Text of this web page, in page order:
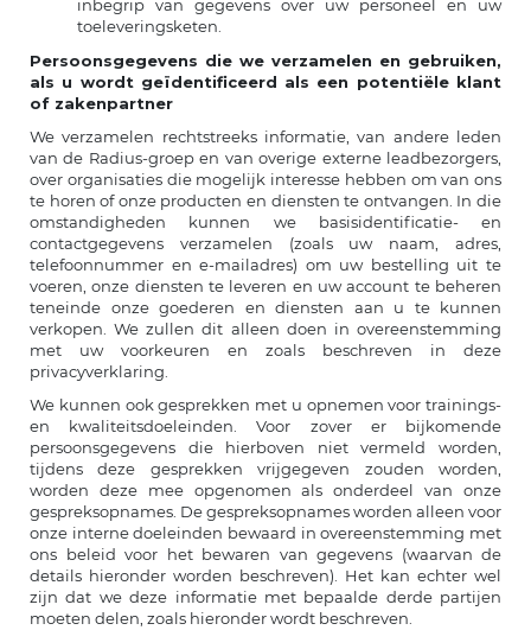
inbegrip van gegevens over uw personeel en uw
toeleveringsketen.
Persoonsgegevens die we verzamelen en gebruiken,
als u wordt geïdentificeerd als een potentiële klant
of zakenpartner
We verzamelen rechtstreeks informatie, van andere leden
van de Radius-groep en van overige externe leadbezorgers,
over organisaties die mogelijk interesse hebben om van ons
te horen of onze producten en diensten te ontvangen. In die
omstandigheden kunnen we basisidentificatie- en
contactgegevens verzamelen (zoals uw naam, adres,
telefoonnummer en e-mailadres) om uw bestelling uit te
voeren, onze diensten te leveren en uw account te beheren
teneinde onze goederen en diensten aan u te kunnen
verkopen. We zullen dit alleen doen in overeenstemming
met uw voorkeuren en zoals beschreven in deze
privacyverklaring.
We kunnen ook gesprekken met u opnemen voor trainings-
en kwaliteitsdoeleinden. Voor zover er bijkomende
persoonsgegevens die hierboven niet vermeld worden,
tijdens deze gesprekken vrijgegeven zouden worden,
worden deze mee opgenomen als onderdeel van onze
gespreksopnames. De gespreksopnames worden alleen voor
onze interne doeleinden bewaard in overeenstemming met
ons beleid voor het bewaren van gegevens (waarvan de
details hieronder worden beschreven). Het kan echter wel
zijn dat we deze informatie met bepaalde derde partijen
moeten delen, zoals hieronder wordt beschreven.